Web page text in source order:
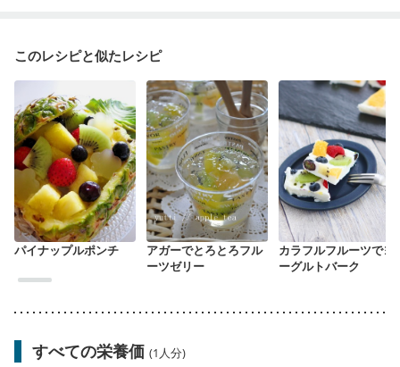
このレシピと似たレシピ
パイナップルポンチ
アガーでとろとろフル
ーツゼリー
カラフルフルーツでヨ
ーグルトバーク
すべての栄養価 (1人分)